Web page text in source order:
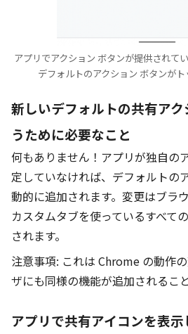
アプリでアクション ボタンが提供されて
デフォルトのアクション ボタンが
新しいデフォルトの共有ア
うために必要なこと
何もありません！アプリが独自の
定していなければ、デフォルトの
動的に追加されます。変更はブラ
カスタムタブを使っているすべて
されます。
注意事項: これは Chrome の動作
ザにも同様の機能が追加されるこ
アプリで共有アイコンを表